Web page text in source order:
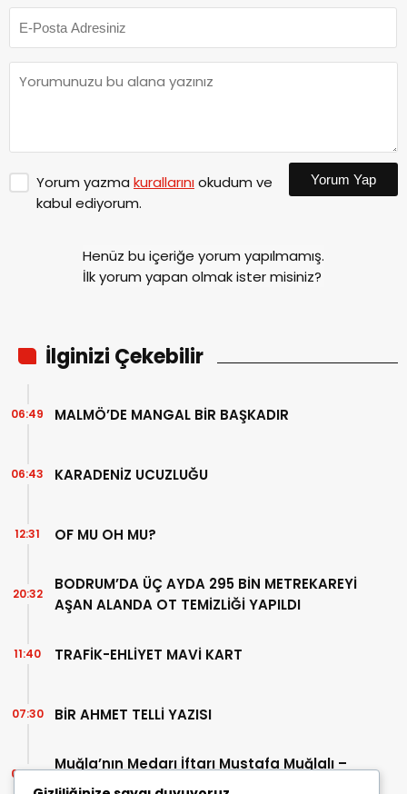
Yorum yazma kurallarınıokudum ve
kabul ediyorum.
Yorum Yap
Henüz bu içeriğe yorum yapılmamış.
İlk yorum yapan olmak ister misiniz?
İlginizi Çekebilir
MALMÖ’DE MANGAL BİR BAŞKADIR
06:49
KARADENİZ UCUZLUĞU
06:43
OF MU OH MU?
12:31
BODRUM’DA ÜÇ AYDA 295 BİN METREKAREYİ
AŞAN ALANDA OT TEMİZLİĞİ YAPILDI
20:32
TRAFİK-EHLİYET MAVİ KART
11:40
BİR AHMET TELLİ YAZISI
07:30
Muğla’nın Medarı İftarı Mustafa Muğlalı –
İçinde “Milas” geçen kitaplar (40/2)
06:45